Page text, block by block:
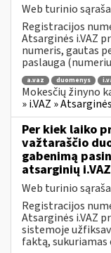
Web turinio
Registracijos
Atsarginės i.VAZ
numeris, gautas
paslauga
a.vaz duomenys
Mokesčių žinyno
» i.VAZ »
Per kiek laiko
važtaraščio
gabenimą
atsarginių
Web turinio
Registracijos
Atsarginės i.VAZ
sistemoje
faktą,